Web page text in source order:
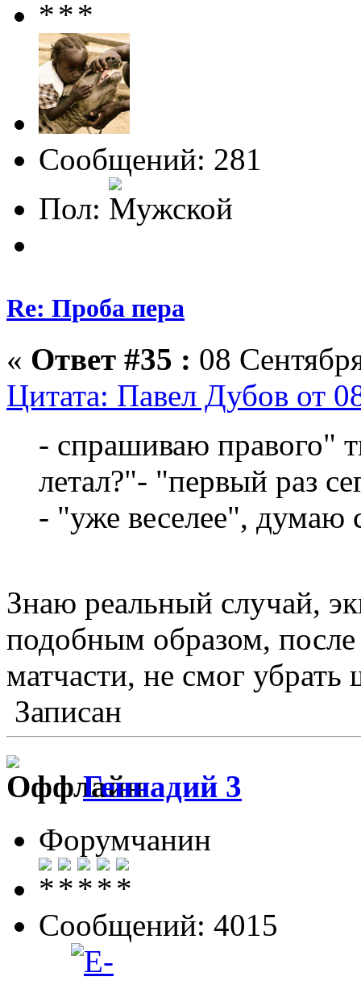
Сообщений: 281
Пол:
Re: Проба пера
« Ответ #35 : 08
Цитата: Павел Дубов от
- спрашиваю правого"
летал?"- "первый раз
- "уже веселее", думаю
Знаю реальный случай,
подобным образом, после
матчасти, не смог
Записан
Геннадий 3
Форумчанин
Сообщений: 4015